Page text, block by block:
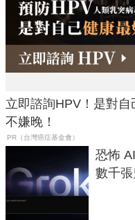
立即諮詢HPV！是對
不嫌晚！
PR（台灣癌症基金會）
恐怖
數千